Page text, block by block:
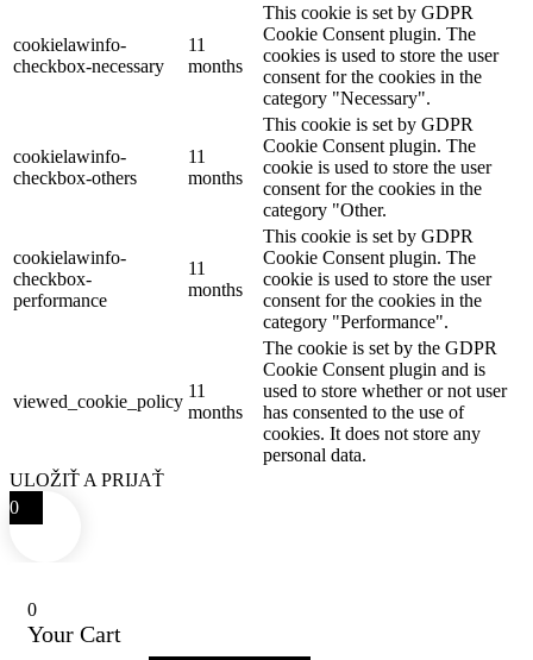
cookielawinfo-
checkbox-necessary
11
months
This cookie is set by GDPR
Cookie Consent plugin. The
cookies is used to store the user
consent for the cookies in the
category "Necessary".
cookielawinfo-
checkbox-others
11
months
This cookie is set by GDPR
Cookie Consent plugin. The
cookie is used to store the user
consent for the cookies in the
category "Other.
cookielawinfo-
checkbox-
performance
11
months
This cookie is set by GDPR
Cookie Consent plugin. The
cookie is used to store the user
consent for the cookies in the
category "Performance".
viewed_cookie_policy
11
months
The cookie is set by the GDPR
Cookie Consent plugin and is
used to store whether or not user
has consented to the use of
cookies. It does not store any
personal data.
ULOŽIŤ A PRIJAŤ
0
0
Your Cart